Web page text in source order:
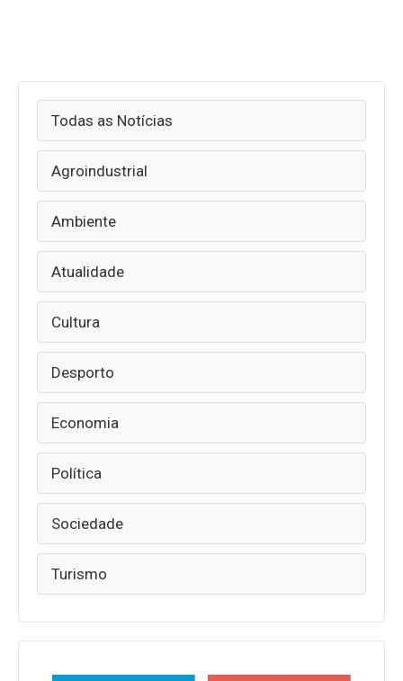
Todas as Notícias
Agroindustrial
Ambiente
Atualidade
Cultura
Desporto
Economia
Política
Sociedade
Turismo